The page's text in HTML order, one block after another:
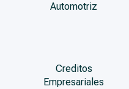
Automotriz
Creditos
Empresariales